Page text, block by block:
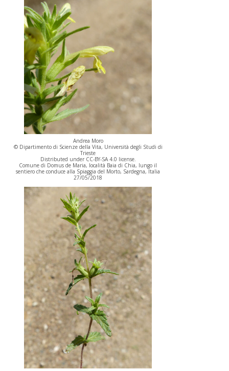
Andrea Moro
© Dipartimento di Scienze della Vita, Università degli Studi di
Trieste
Distributed under CC-BY-SA 4.0 license.
Comune di Domus de Maria, località Baia di Chia, lungo il
sentiero che conduce alla Spiaggia del Morto, Sardegna, Italia
27/05/2018